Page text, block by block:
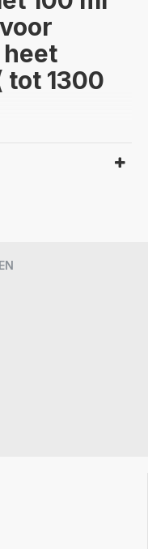
tot 1300
heet kunnen
ijzers,
tot 1300
HotFix
Celsius te